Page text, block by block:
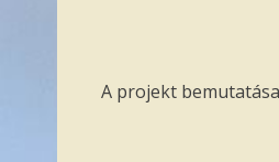
A projekt bemutatása